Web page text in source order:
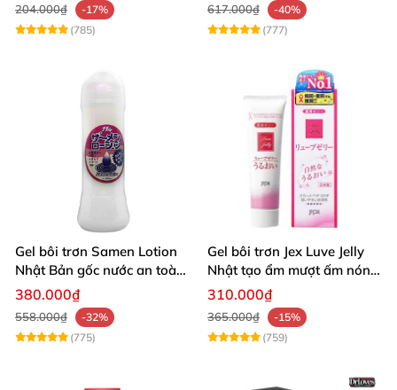
204.000₫
-17%
(785)
617.000₫
-40%
(777)
Gel bôi trơn Samen Lotion
Nhật Bản gốc nước an toàn
dịu nhẹ
380.000₫
558.000₫
-32%
(775)
Gel bôi trơn Jex Luve Jelly
Nhật tạo ẩm mượt ấm nóng
dễ tan rửa sạch
310.000₫
365.000₫
-15%
(759)